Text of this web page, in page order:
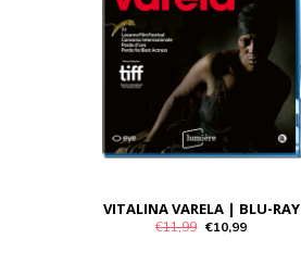
VITALINA VARELA | BLU-RAY
€11,99 €10,99